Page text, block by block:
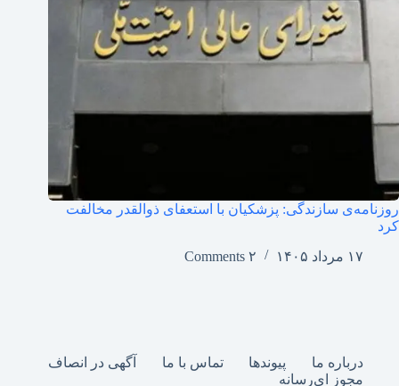
روزنامه‌ی سازندگی: پزشکیان با استعفای ذوالقدر مخالفت
کرد
۱۷ مرداد ۱۴۰۵
۲ Comments
درباره ما پیوندها تماس با ما
آگهی در انصاف
مجوز ای‌رسانه